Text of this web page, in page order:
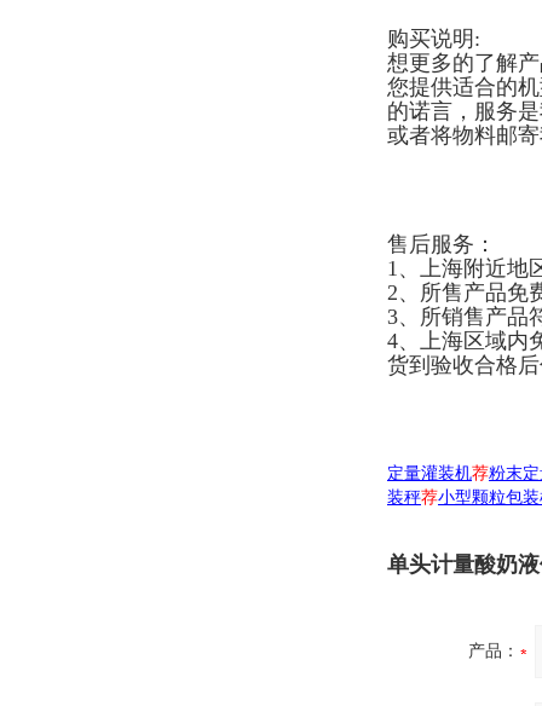
购买说明:
想更多的了解
您提供适合的
的诺言，服务
或者将物料邮
售后服务：
1、上海附近地
2、所售产品免
3、所销售产品
4、上海区域内
货到验收合格
定量灌装机荐粉末
装秤荐小型颗粒包
单头计量酸奶
产品：